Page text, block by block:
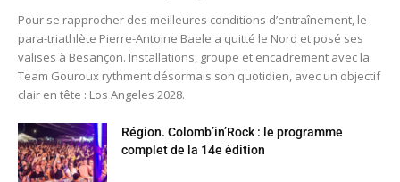
Pour se rapprocher des meilleures conditions d’entraînement, le
para-triathlète Pierre-Antoine Baele a quitté le Nord et posé ses
valises à Besançon. Installations, groupe et encadrement avec la
Team Gouroux rythment désormais son quotidien, avec un objectif
clair en tête : Los Angeles 2028.
Région. Colomb’in’Rock : le programme
complet de la 14e édition